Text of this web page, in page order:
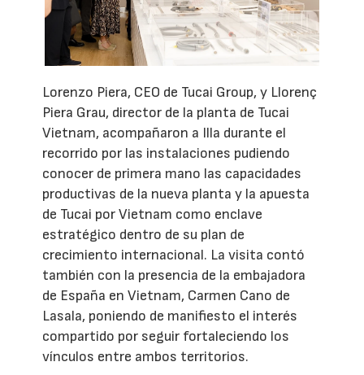
Lorenzo Piera, CEO de Tucai Group, y Llorenç
Piera Grau, director de la planta de Tucai
Vietnam, acompañaron a Illa durante el
recorrido por las instalaciones pudiendo
conocer de primera mano las capacidades
productivas de la nueva planta y la apuesta
de Tucai por Vietnam como enclave
estratégico dentro de su plan de
crecimiento internacional. La visita contó
también con la presencia de la embajadora
de España en Vietnam, Carmen Cano de
Lasala, poniendo de manifiesto el interés
compartido por seguir fortaleciendo los
vínculos entre ambos territorios.